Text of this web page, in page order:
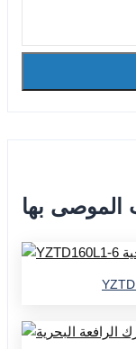
الموصى بها